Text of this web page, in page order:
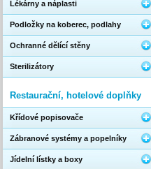
Lékárny a náplasti
Podložky na koberec, podlahy
Ochranné dělící stěny
Sterilizátory
Restaurační, hotelové doplňky
Křídové popisovače
Zábranové systémy a popelníky
Jídelní lístky a boxy